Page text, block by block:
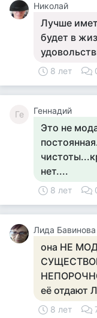
Николай
Лучше
будет в
8 лет
Ге Геннадий
Это не
нет....
8 лет
Лида Бавинова
она НЕ
её
8 лет